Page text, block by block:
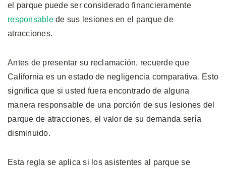
el parque puede ser considerado financieramente
responsablede sus lesiones en el parque de
atracciones.
Antes de presentar su reclamación, recuerde que
California es un estado de negligencia comparativa. Esto
significa que si usted fuera encontrado de alguna
manera responsable de una porción de sus lesiones del
parque de atracciones, el valor de su demanda sería
disminuido.
Esta regla se aplica si los asistentes al parque se